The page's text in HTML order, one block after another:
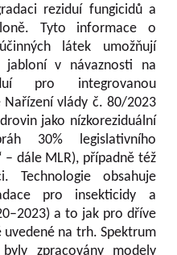
reziduí fungicidů a
Tyto informace o
látek umožňují
jabloní v návaznosti na
pro integrovanou
Nařízení vlády č. 80/2023
jako nízkoreziduální
30% legislativního
dále MLR), případně též
Technologie obsahuje
pro insekticidy a
a to jak pro dříve
na trh. Spektrum
zpracovány modely